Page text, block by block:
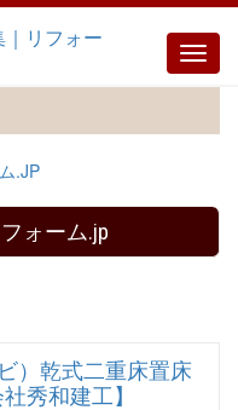
.JP
ォーム.jp
）乾式二重床置床
秀和建工】